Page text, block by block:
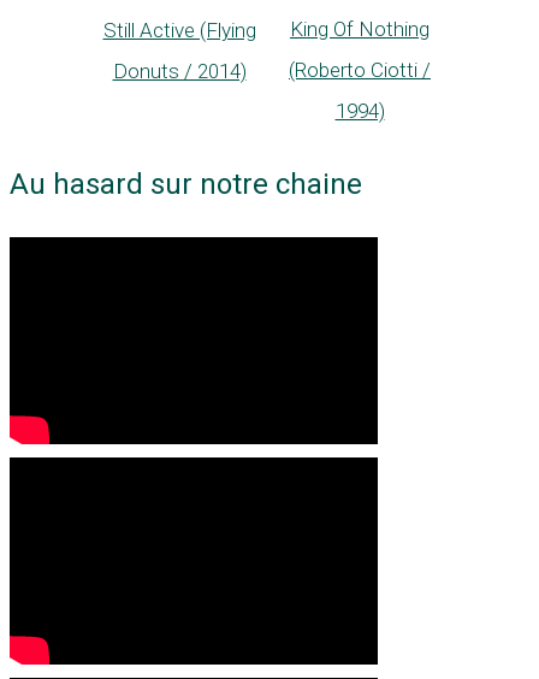
Still Active (Flying
Donuts / 2014)
King Of Nothing
(Roberto Ciotti /
1994)
Au hasard sur notre chaine